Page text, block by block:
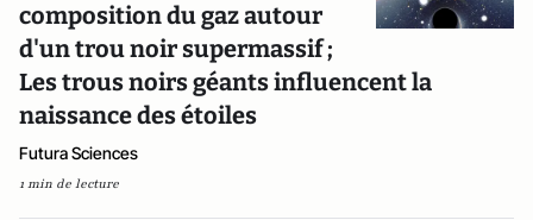
composition du gaz autour
d'un trou noir supermassif ;
Les trous noirs géants influencent la
naissance des étoiles
Futura Sciences
1 min de lecture